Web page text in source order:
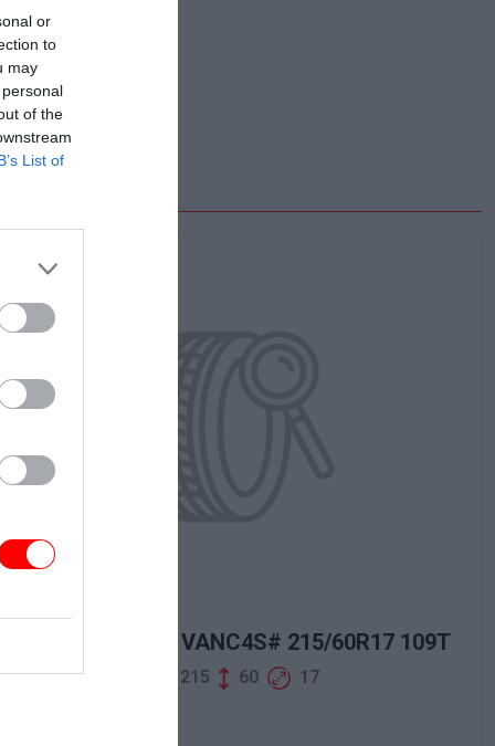
or
to
may
of the
List of
CONTINENTAL VANC4S# 215/60R17 109T
215 60 17